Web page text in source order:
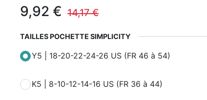
9,92 € 14,17€
TAILLES POCHETTE SIMPLICITY
Y5 | 18-20-22-24-26 US (FR 46 à 54)
K5 | 8-10-12-14-16 US (FR 36 à 44)